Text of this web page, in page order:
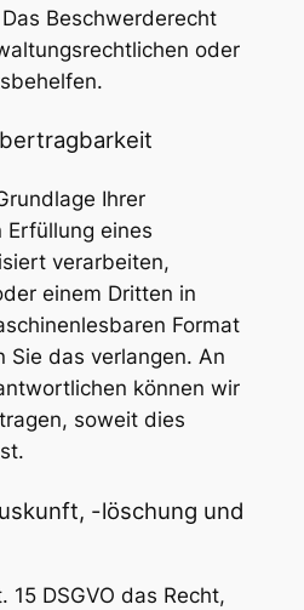
Beschwerderecht
oder
Ihrer
Erfüllung eines
verarbeiten,
einem Dritten in
Format
Sie das verlangen. An
können wir
soweit dies
-löschung und
15 DSGVO das Recht,